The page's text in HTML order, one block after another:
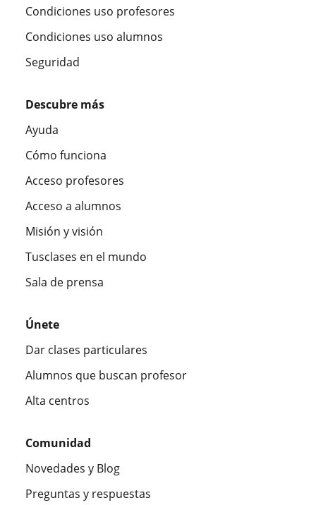
Condiciones uso profesores
Condiciones uso alumnos
Seguridad
Descubre más
Ayuda
Cómo funciona
Acceso profesores
Acceso a alumnos
Misión y visión
Tusclases en el mundo
Sala de prensa
Únete
Dar clases particulares
Alumnos que buscan profesor
Alta centros
Comunidad
Novedades y Blog
Preguntas y respuestas